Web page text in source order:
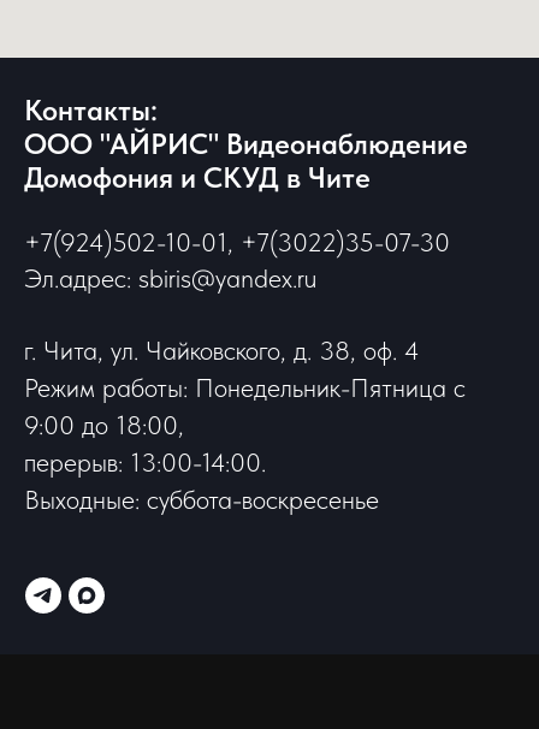
Контакты:
ООО "АЙРИС" Видеонаблюдение
Домофония и СКУД в Чите
+7(924)502-10-01, +7(3022)35-07-30
Эл.адрес: sbiris@yandex.ru
г. Чита, ул. Чайковского, д. 38, оф. 4
Режим работы: Понедельник-Пятница с
9:00 до 18:00,
перерыв: 13:00-14:00.
Выходные: суббота-воскресенье